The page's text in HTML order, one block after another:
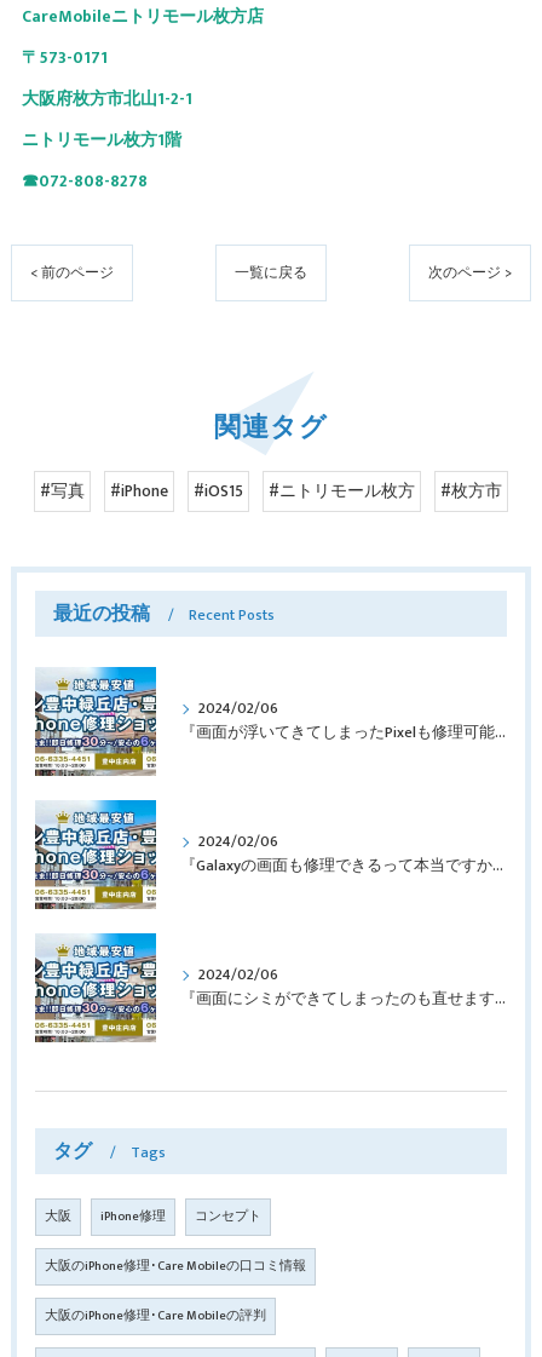
CareMobileニトリモール枚方店
〒573-0171
大阪府枚方市北山1-2-1
ニトリモール枚方1階
☎072-808-8278
< 前のページ 一覧に戻る 次のページ >
関連タグ
#写真 #iPhone #iOS15 #ニトリモール枚方 #枚方市
最近の投稿 Recent Posts
2024/02/06
『画面が浮いてきてしまったPixelも修理可能？』淀川区西三国よりバッテリー交換でご来店♪【Google Pixel5】
2024/02/06
『Galaxyの画面も修理できるって本当ですか？』豊中市服部本町より画面修理でご来店♪【Galaxy Note10+】
2024/02/06
『画面にシミができてしまったのも直せますか？』豊中市南桜塚より画面修理でご来店♪【iPhone11Pro】
タグ Tags
大阪 iPhone修理 コンセプト
大阪のiPhone修理･Care Mobileの口コミ情報
大阪のiPhone修理･Care Mobileの評判